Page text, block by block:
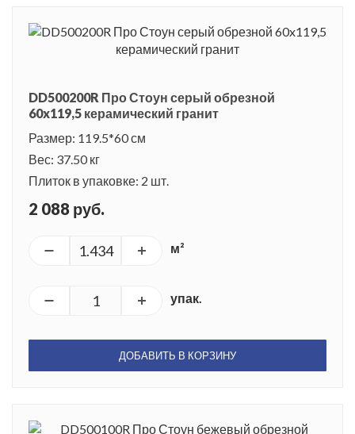
DD500200R Про Стоун серый обрезной
60x119,5 керамический гранит
Размер: 119.5*60 см
Вес: 37.50 кг
Плиток в упаковке: 2 шт.
2 088 руб.
м²
упак.
ДОБАВИТЬ В КОРЗИНУ